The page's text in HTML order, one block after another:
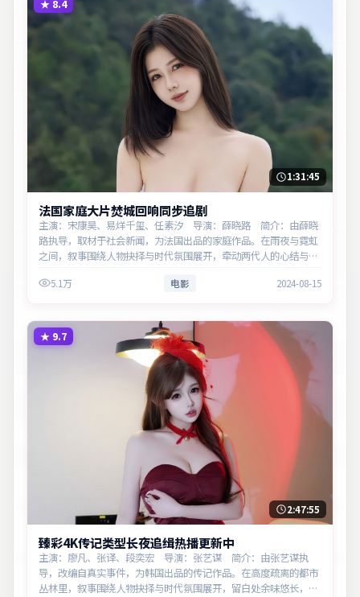
★ 8.4
1:31:45
法国家庭大片焚城回响同步追剧
主演：宋康昊、易烊千玺、任素汐 导演：薛晓路 简介：由薛晓
路执导，取材于社会新闻，为法国出品的家庭作品。在雨夜与霓虹
之间，叙事围绕人物抉择与时代氛围展开，牵动两代人的心结与和
5.1万 电影 2024-08-15
★ 9.7
2:47:55
臻彩4K传记类型长夜追缉热播更新中
主演：廖凡、张译、段奕宏 导演：张艺谋 简介：由张艺谋执
导，改编自真实事件，为韩国出品的传记作品。在高度疏离的都市
丛林里，叙事围绕人物抉择与时代氛围展开，留白处余味悠长，值